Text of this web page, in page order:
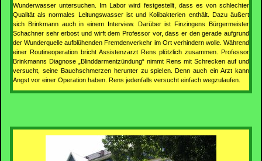
Wunderwasser untersuchen. Im Labor wird festgestellt, dass es von schlechter
Qualität als normales Leitungswasser ist und Kolibakterien enthält. Dazu äußert
sich Brinkmann auch in einem Interview. Darüber ist Finzingens Bürgermeister
Schachner sehr erbost und wirft dem Professor vor, dass er den gerade aufgrund
der Wunderquelle aufblühenden Fremdenverkehr im Ort verhindern wolle. Während
einer Routineoperation bricht Assistenzarzt Rens plötzlich zusammen. Professor
Brinkmanns Diagnose „Blinddarmentzündung“ nimmt Rens mit Schrecken auf und
versucht, seine Bauchschmerzen herunter zu spielen. Denn auch ein Arzt kann
Angst vor einer Operation haben. Rens jedenfalls versucht einfach wegzulaufen.